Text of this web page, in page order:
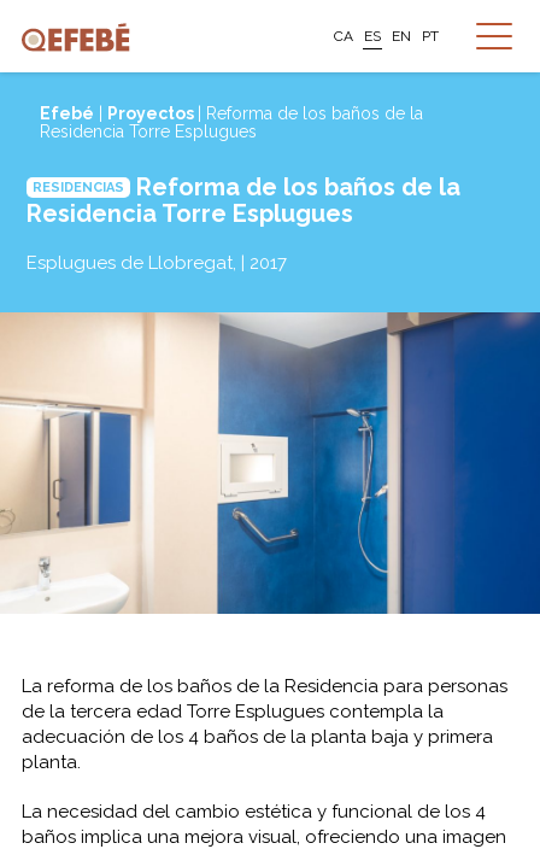
CA ES EN PT
Efebé Proyectos
| Reforma de los baños de la
Residencia Torre Esplugues
RESIDENCIAS
Reforma de los baños de la
Residencia Torre Esplugues
Esplugues de Llobregat, | 2017
La reforma de los baños de la Residencia para personas
de la tercera edad Torre Esplugues contempla la
adecuación de los 4 baños de la planta baja y primera
planta.
La necesidad del cambio estética y funcional de los 4
baños implica una mejora visual, ofreciendo una imagen